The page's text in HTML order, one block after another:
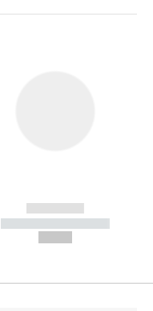
------------
----------- -----------